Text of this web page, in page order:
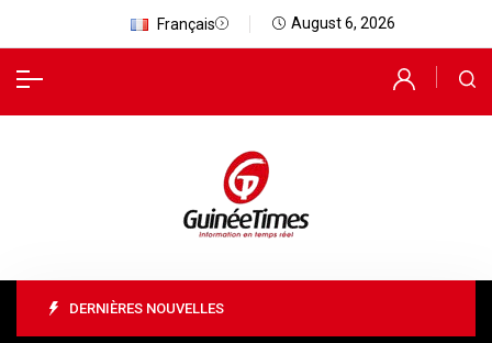
Français August 6, 2026
DERNIÈRES NOUVELLES